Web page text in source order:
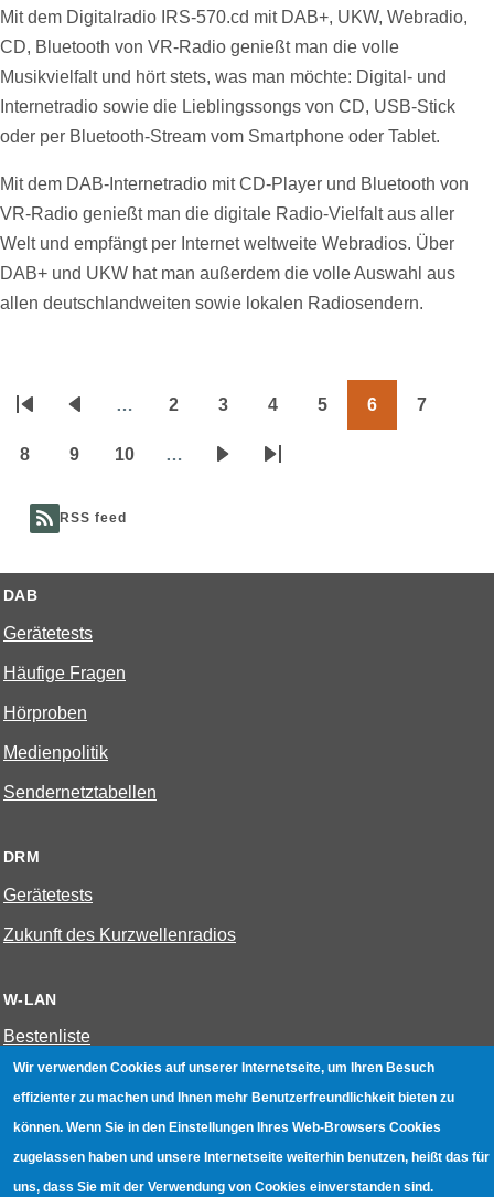
Mit dem Digitalradio IRS-570.cd mit DAB+, UKW, Webradio,
CD, Bluetooth von VR-Radio genießt man die volle
Musikvielfalt und hört stets, was man möchte: Digital- und
Internetradio sowie die Lieblingssongs von CD, USB-Stick
oder per Bluetooth-Stream vom Smartphone oder Tablet.
Mit dem DAB-Internetradio mit CD-Player und Bluetooth von
VR-Radio genießt man die digitale Radio-Vielfalt aus aller
Welt und empfängt per Internet weltweite Webradios. Über
DAB+ und UKW hat man außerdem die volle Auswahl aus
allen deutschlandweiten sowie lokalen Radiosendern.
Seitennummerierung
Seite
Seite
… 2 3 4 5 6 7
8 9 10 …
NächsteLetzte
RSS feed
DAB
Gerätetests
Häufige Fragen
Hörproben
Medienpolitik
Sendernetztabellen
DRM
Gerätetests
Zukunft des Kurzwellenradios
W-LAN
Bestenliste
Geräte mit Aufnahmefunktion
Hotspot absichern
Wir verwenden Cookies auf unserer Internetseite, um Ihren Besuch
effizienter zu machen und Ihnen mehr Benutzerfreundlichkeit bieten zu
können. Wenn Sie in den Einstellungen Ihres Web-Browsers Cookies
zugelassen haben und unsere Internetseite weiterhin benutzen, heißt das für
uns, dass Sie mit der Verwendung von Cookies einverstanden sind.